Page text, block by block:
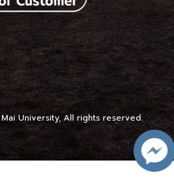
University, All rights reserved.